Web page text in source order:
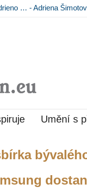
… - Adriena
Umění s